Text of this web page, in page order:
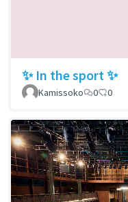
✨ In the sport ✨
Kamissoko
0 0